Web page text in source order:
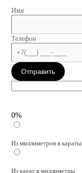
Имя
Телефон
Отправить
0%
Из миллиметров в караты
Из карат в миллиметры